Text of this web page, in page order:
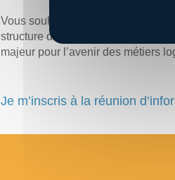
Vous souhaitez participer aux
structure dans son organisation?
majeur pour l’avenir des métiers
Je m’inscris à la réunion